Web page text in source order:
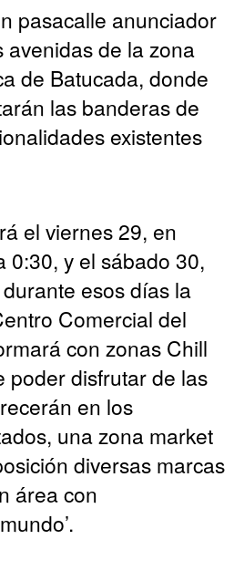
pasacalle anunciador
avenidas de la zona
de Batucada, donde
las banderas de
existentes
el viernes 29, en
0:30, y el sábado 30,
esos días la
Comercial del
con zonas Chill
poder disfrutar de las
en los
una zona market
diversas marcas
área con